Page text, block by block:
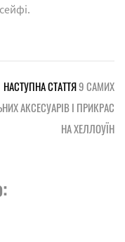
НАСТУПНА СТАТТЯ9 САМИХ
АКСЕСУАРІВ І ПРИКРАС
НА ХЕЛЛОУЇН